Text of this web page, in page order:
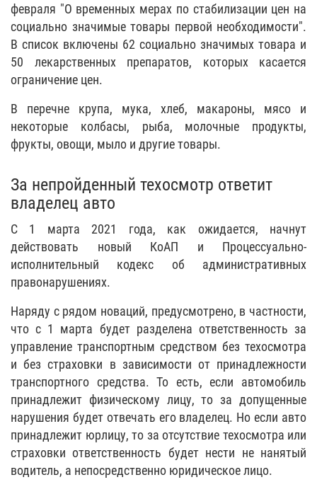
февраля "О временных мерах по стабилизации цен на
социально значимые товары первой необходимости".
В список включены 62 социально значимых товара и
50 лекарственных препаратов, которых касается
ограничение цен.
В перечне крупа, мука, хлеб, макароны, мясо и
некоторые колбасы, рыба, молочные продукты,
фрукты, овощи, мыло и другие товары.
За непройденный техосмотр ответит
владелец авто
С 1 марта 2021 года, как ожидается, начнут
действовать новый КоАП и Процессуально-
исполнительный кодекс об административных
правонарушениях.
Наряду с рядом новаций, предусмотрено, в частности,
что с 1 марта будет разделена ответственность за
управление транспортным средством без техосмотра
и без страховки в зависимости от принадлежности
транспортного средства. То есть, если автомобиль
принадлежит физическому лицу, то за допущенные
нарушения будет отвечать его владелец. Но если авто
принадлежит юрлицу, то за отсутствие техосмотра или
страховки ответственность будет нести не нанятый
водитель, а непосредственно юридическое лицо.